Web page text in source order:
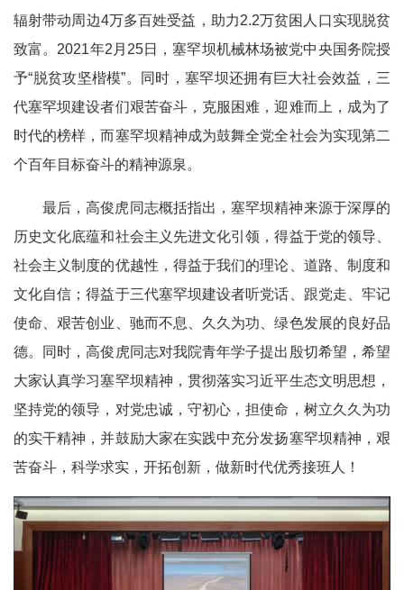
辐射带动周边4万多百姓受益，助力2.2万贫困人口实现脱贫
致富。2021年2月25日，塞罕坝机械林场被党中央国务院授
予“脱贫攻坚楷模”。同时，塞罕坝还拥有巨大社会效益，三
代塞罕坝建设者们艰苦奋斗，克服困难，迎难而上，成为了
时代的榜样，而塞罕坝精神成为鼓舞全党全社会为实现第二
个百年目标奋斗的精神源泉。
最后，高俊虎同志概括指出，塞罕坝精神来源于深厚的
历史文化底蕴和社会主义先进文化引领，得益于党的领导、
社会主义制度的优越性，得益于我们的理论、道路、制度和
文化自信；得益于三代塞罕坝建设者听党话、跟党走、牢记
使命、艰苦创业、驰而不息、久久为功、绿色发展的良好品
德。同时，高俊虎同志对我院青年学子提出殷切希望，希望
大家认真学习塞罕坝精神，贯彻落实习近平生态文明思想，
坚持党的领导，对党忠诚，守初心，担使命，树立久久为功
的实干精神，并鼓励大家在实践中充分发扬塞罕坝精神，艰
苦奋斗，科学求实，开拓创新，做新时代优秀接班人！